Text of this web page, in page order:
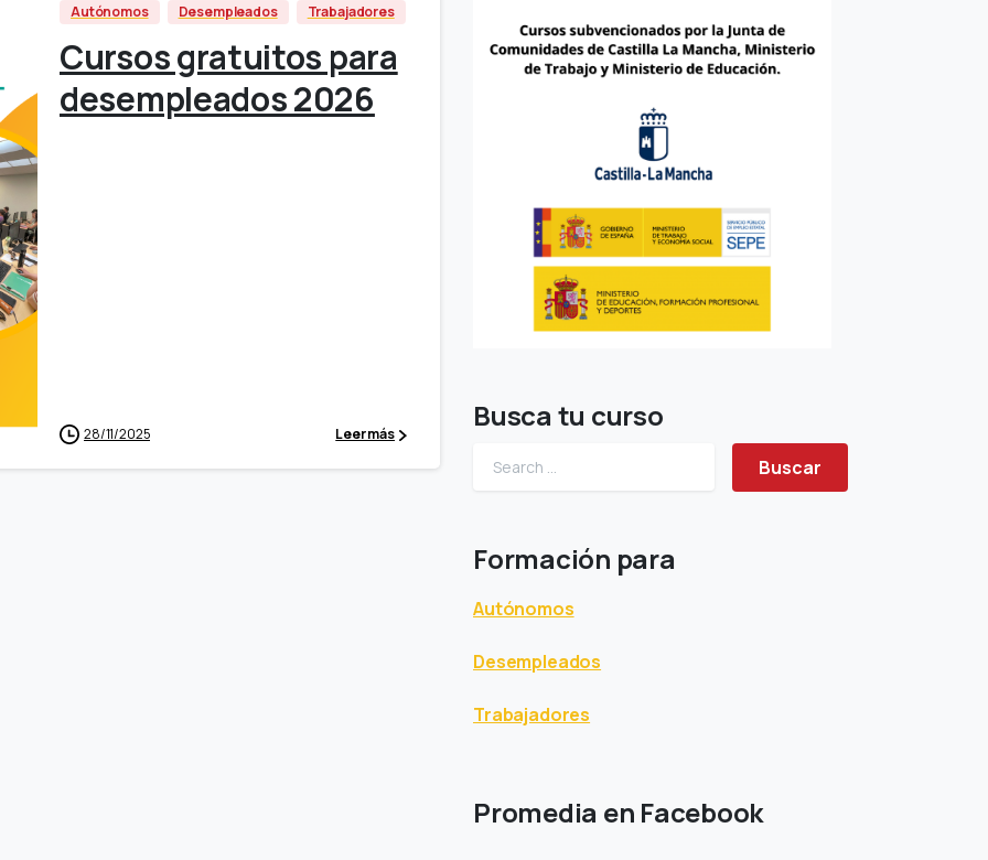
Autónomos Desempleados Trabajadores
Cursos gratuitos para
desempleados 2026
28/11/2025 Leer más
Busca tu curso
Formación para
Autónomos
Desempleados
Trabajadores
Promedia en Facebook